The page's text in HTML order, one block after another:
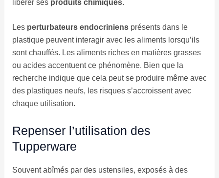
libérer ses produits chimiques.
Les perturbateurs endocriniensprésents dans le
plastique peuvent interagir avec les aliments lorsqu’ils
sont chauffés. Les aliments riches en matières grasses
ou acides accentuent ce phénomène. Bien que la
recherche indique que cela peut se produire même avec
des plastiques neufs, les risques s’accroissent avec
chaque utilisation.
Repenser l’utilisation des
Tupperware
Souvent abîmés par des ustensiles, exposés à des